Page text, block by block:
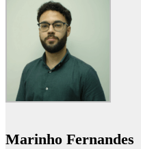
Marinho Fernandes